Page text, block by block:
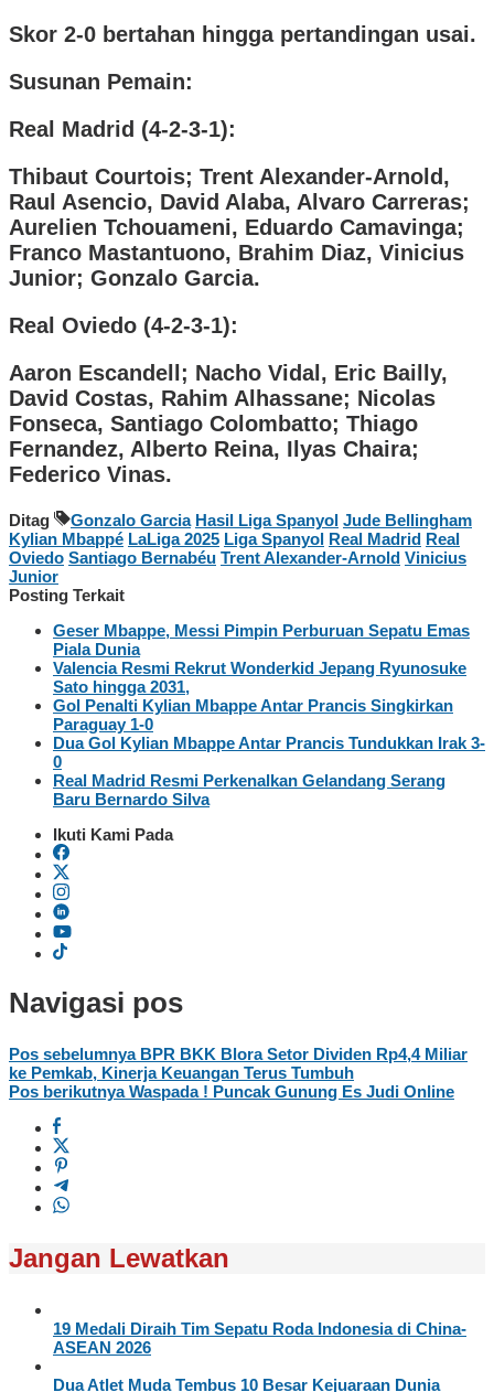
Skor 2-0 bertahan hingga pertandingan usai.
Susunan Pemain:
Real Madrid (4-2-3-1):
Thibaut Courtois; Trent Alexander-Arnold,
Raul Asencio, David Alaba, Alvaro Carreras;
Aurelien Tchouameni, Eduardo Camavinga;
Franco Mastantuono, Brahim Diaz, Vinicius
Junior; Gonzalo Garcia.
Real Oviedo (4-2-3-1):
Aaron Escandell; Nacho Vidal, Eric Bailly,
David Costas, Rahim Alhassane; Nicolas
Fonseca, Santiago Colombatto; Thiago
Fernandez, Alberto Reina, Ilyas Chaira;
Federico Vinas.
Ditag Gonzalo Garcia Hasil Liga Spanyol Jude Bellingham
Kylian Mbappé LaLiga 2025 Liga Spanyol Real Madrid Real
Oviedo Santiago Bernabéu Trent Alexander-Arnold Vinicius
Junior
Posting Terkait
Geser Mbappe, Messi Pimpin Perburuan Sepatu Emas
Piala Dunia
Valencia Resmi Rekrut Wonderkid Jepang Ryunosuke
Sato hingga 2031,
Gol Penalti Kylian Mbappe Antar Prancis Singkirkan
Paraguay 1-0
Dua Gol Kylian Mbappe Antar Prancis Tundukkan Irak 3-
0
Real Madrid Resmi Perkenalkan Gelandang Serang
Baru Bernardo Silva
Ikuti Kami Pada
Navigasi pos
Pos sebelumnyaBPR BKK Blora Setor Dividen Rp4,4 Miliar
ke Pemkab, Kinerja Keuangan Terus Tumbuh
Pos berikutnyaWaspada ! Puncak Gunung Es Judi Online
Jangan Lewatkan
19 Medali Diraih Tim Sepatu Roda Indonesia di China-
ASEAN 2026
Dua Atlet Muda Tembus 10 Besar Kejuaraan Dunia